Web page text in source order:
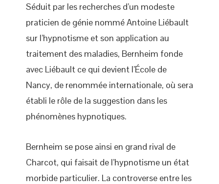
Séduit par les recherches d’un modeste
praticien de génie nommé Antoine Liébault
sur l’hypnotisme et son application au
traitement des maladies, Bernheim fonde
avec Liébault ce qui devient l’École de
Nancy, de renommée internationale, où sera
établi le rôle de la suggestion dans les
phénomènes hypnotiques.
Bernheim se pose ainsi en grand rival de
Charcot, qui faisait de l’hypnotisme un état
morbide particulier. La controverse entre les